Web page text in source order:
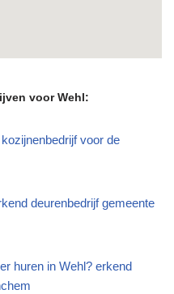
voor Wehl:
voor de
deurenbedrijf gemeente
huren in Wehl? erkend